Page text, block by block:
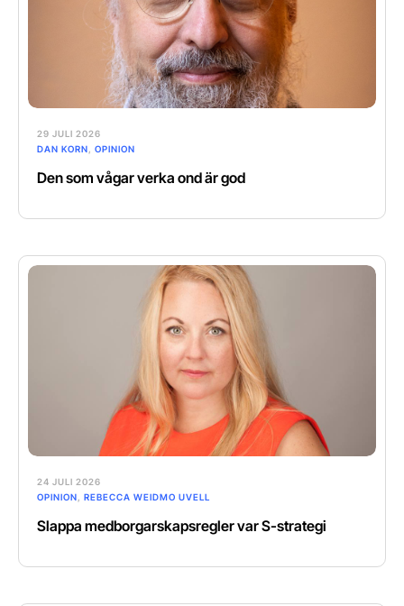
29 JULI 2026
DAN KORN
OPINION
Den som vågar verka ond är god
24 JULI 2026
OPINION
REBECCA WEIDMO UVELL
Slappa medborgarskapsregler var S-strategi